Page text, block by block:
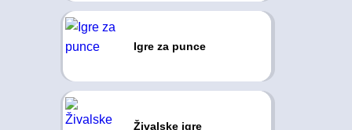
Igre za punce
Živalske igre